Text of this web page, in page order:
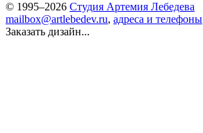
© 1995–2026 Студия Артемия Лебедева
mailbox@artlebedev.ru, адреса и телефоны
Заказать дизайн...